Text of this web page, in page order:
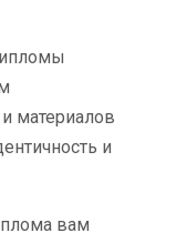
материалов
и
вам